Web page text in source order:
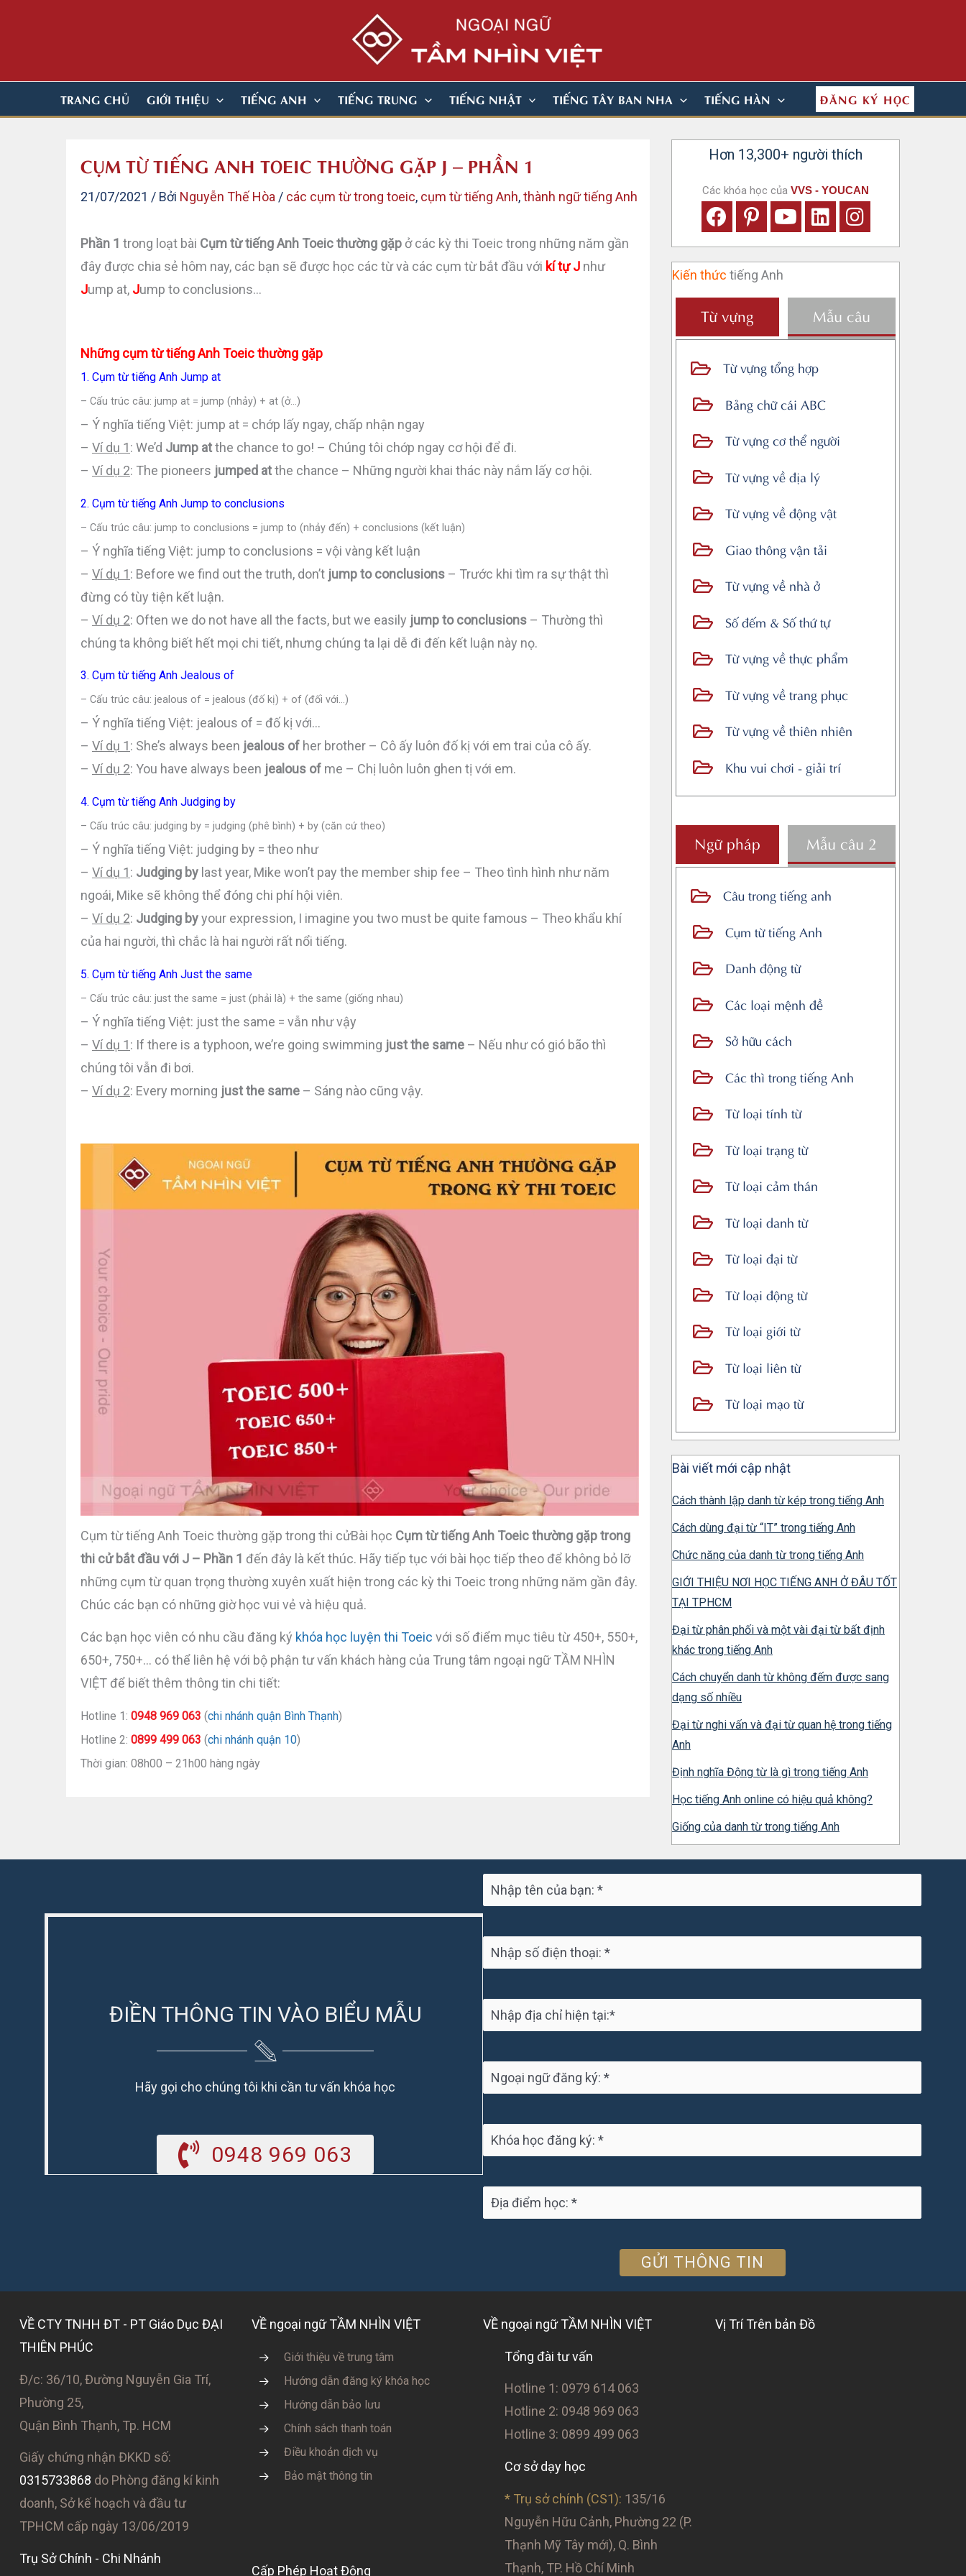
dung
TRANG CHỦ GIỚI THIỆU TIẾNG ANH TIẾNG TRUNG TIẾNG NHẬT TIẾNG TÂY BAN NHA TIẾNG HÀN ĐĂNG KÝ HỌC
CỤM TỪ TIẾNG ANH TOEIC THƯỜNG GẶP J – PHẦN 1
21/07/2021 / Bởi Nguyễn Thế Hòa / các cụm từ trong toeic, cụm từ tiếng Anh,thành ngữ tiếng Anh
Phần 1 trong loạt bài Cụm từ tiếng Anh Toeic thường gặp ở các kỳ thi Toeic trong những năm gần
đây được chia sẻ hôm nay, các bạn sẽ được học các từ và các cụm từ bắt đầu với kí tự J như
Jump at, Jump to conclusions…
Những cụm từ tiếng Anh Toeic thường gặp
1. Cụm từ tiếng Anh Jump at
– Cấu trúc câu: jump at = jump (nhảy) + at (ở…)
– Ý nghĩa tiếng Việt: jump at = chớp lấy ngay, chấp nhận ngay
– Ví dụ 1: We’d Jump atthe chance to go! – Chúng tôi chớp ngay cơ hội để đi.
– Ví dụ 2: The pioneers jumped atthe chance – Những người khai thác này nắm lấy cơ hội.
2. Cụm từ tiếng Anh Jump to conclusions
– Cấu trúc câu: jump to conclusions = jump to (nhảy đến) + conclusions (kết luận)
– Ý nghĩa tiếng Việt: jump to conclusions = vội vàng kết luận
– Ví dụ 1: Before we find out the truth, don’t jump to conclusions – Trước khi tìm ra sự thật thì
đừng có tùy tiện kết luận.
– Ví dụ 2: Often we do not have all the facts, but we easily jump to conclusions – Thường thì
chúng ta không biết hết mọi chi tiết, nhưng chúng ta lại dễ đi đến kết luận này nọ.
3. Cụm từ tiếng Anh Jealous of
– Cấu trúc câu: jealous of = jealous (đố kị) + of (đối với…)
– Ý nghĩa tiếng Việt: jealous of = đố kị với…
– Ví dụ 1: She’s always been jealous of her brother – Cô ấy luôn đố kị với em trai của cô ấy.
– Ví dụ 2: You have always been jealous of me – Chị luôn luôn ghen tị với em.
4. Cụm từ tiếng Anh Judging by
– Cấu trúc câu: judging by = judging (phê bình) + by (căn cứ theo)
– Ý nghĩa tiếng Việt: judging by = theo như
– Ví dụ 1: Judging by last year, Mike won’t pay the member ship fee – Theo tình hình như năm
ngoái, Mike sẽ không thể đóng chi phí hội viên.
– Ví dụ 2: Judging byyour expression, I imagine you two must be quite famous – Theo khẩu khí
của hai người, thì chắc là hai người rất nổi tiếng.
5. Cụm từ tiếng Anh Just the same
– Cấu trúc câu: just the same = just (phải là) + the same (giống nhau)
– Ý nghĩa tiếng Việt: just the same = vẫn như vậy
– Ví dụ 1: If there is a typhoon, we’re going swimming just the same – Nếu như có gió bão thì
chúng tôi vẫn đi bơi.
– Ví dụ 2: Every morning just the same – Sáng nào cũng vậy.
Cụm từ tiếng Anh Toeic thường gặp trong thi cửBài học Cụm từ tiếng Anh Toeic thường gặp trong
thi cử bắt đầu với J – Phần 1 đến đây là kết thúc. Hãy tiếp tục với bài học tiếp theo để không bỏ lỡ
những cụm từ quan trọng thường xuyên xuất hiện trong các kỳ thi Toeic trong những năm gần đây.
Chúc các bạn có những giờ học vui vẻ và hiệu quả.
Các bạn học viên có nhu cầu đăng ký khóa học luyện thi Toeic với số điểm mục tiêu từ 450+, 550+,
650+, 750+… có thể liên hệ với bộ phận tư vấn khách hàng của Trung tâm ngoại ngữ TẦM NHÌN
VIỆT để biết thêm thông tin chi tiết:
Hotline 1: 0948 969 063 (chi nhánh quận Bình Thạnh)
Hotline 2: 0899 499 063 (chi nhánh quận 10)
Thời gian: 08h00 – 21h00 hàng ngày
Hơn 13,300+ người thích
Các khóa học của VVS - YOUCAN
Kiến thức tiếng Anh
Từ vựng Mẫu câu
Từ vựng tổng hợp
Bảng chữ cái ABC
Từ vựng cơ thể người
Từ vựng về địa lý
Từ vựng về động vật
Giao thông vận tải
Từ vựng về nhà ở
Số đếm & Số thứ tự
Từ vựng về thực phẩm
Từ vựng về trang phục
Từ vựng về thiên nhiên
Khu vui chơi - giải trí
Ngữ pháp Mẫu câu 2
Câu trong tiếng anh
Cụm từ tiếng Anh
Danh động từ
Các loại mệnh đề
Sở hữu cách
Các thì trong tiếng Anh
Từ loại tính từ
Từ loại trạng từ
Từ loại cảm thán
Từ loại danh từ
Từ loại đại từ
Từ loại động từ
Từ loại giới từ
Từ loại liên từ
Từ loại mạo từ
Bài viết mới cập nhật
Cách thành lập danh từ kép trong tiếng Anh
Cách dùng đại từ “IT” trong tiếng Anh
Chức năng của danh từ trong tiếng Anh
GIỚI THIỆU NƠI HỌC TIẾNG ANH Ở ĐÂU TỐT
TẠI TPHCM
Đại từ phân phối và một vài đại từ bất định
khác trong tiếng Anh
Cách chuyển danh từ không đếm được sang
dạng số nhiều
Đại từ nghi vấn và đại từ quan hệ trong tiếng
Anh
Định nghĩa Động từ là gì trong tiếng Anh
Học tiếng Anh online có hiệu quả không?
Giống của danh từ trong tiếng Anh
ĐIỀN THÔNG TIN VÀO BIỂU MẪU
Hãy gọi cho chúng tôi khi cần tư vấn khóa học
0948 969 063
VỀ CTY TNHH ĐT - PT Giáo Dục ĐẠI
THIÊN PHÚC
Đ/c: 36/10, Đường Nguyễn Gia Trí,
Phường 25,
Quận Bình Thạnh, Tp. HCM
Giấy chứng nhận ĐKKD số:
0315733868 do Phòng đăng kí kinh
doanh, Sở kế hoạch và đầu tư
TPHCM cấp ngày 13/06/2019
Trụ Sở Chính - Chi Nhánh
VỀ ngoại ngữ TẦM NHÌN VIỆT
Giới thiệu về trung tâm
Hướng dẫn đăng ký khóa học
Hướng dẫn bảo lưu
Chính sách thanh toán
Điều khoản dịch vụ
Bảo mật thông tin
Cấp Phép Hoạt Động
VỀ ngoại ngữ TẦM NHÌN VIỆT
Tổng đài tư vấn
Hotline 1: 0979 614 063
Hotline 2: 0948 969 063
Hotline 3: 0899 499 063
Cơ sở dạy học
* Trụ sở chính (CS1): 135/16
Nguyễn Hữu Cảnh, Phường 22 (P.
Thạnh Mỹ Tây mới), Q. Bình
Thạnh, TP. Hồ Chí Minh
Vị Trí Trên bản Đồ